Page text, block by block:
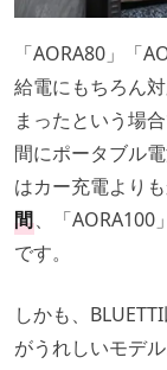
「AORA80」「
給電にもちろん
まったという場
間にポータブル
はカー充電より
間、「AORA100
です。
しかも、
がうれしいモデ